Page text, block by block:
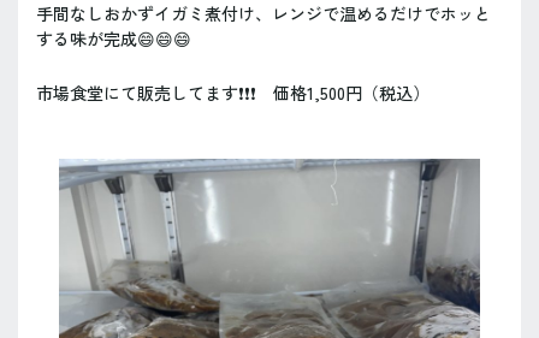
手間なしおかずイガミ煮付け、レンジで温めるだけでホッと
する味が完成😄😄😄
市場食堂にて販売してます❗️❗️❗️ 価格1,500円（税込）